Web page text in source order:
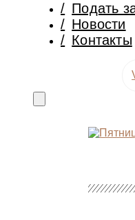
/ Подать
/ Новости
/ Контакты